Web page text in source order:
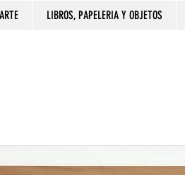
ARTE LIBROS, PAPELERIA Y OBJETOS